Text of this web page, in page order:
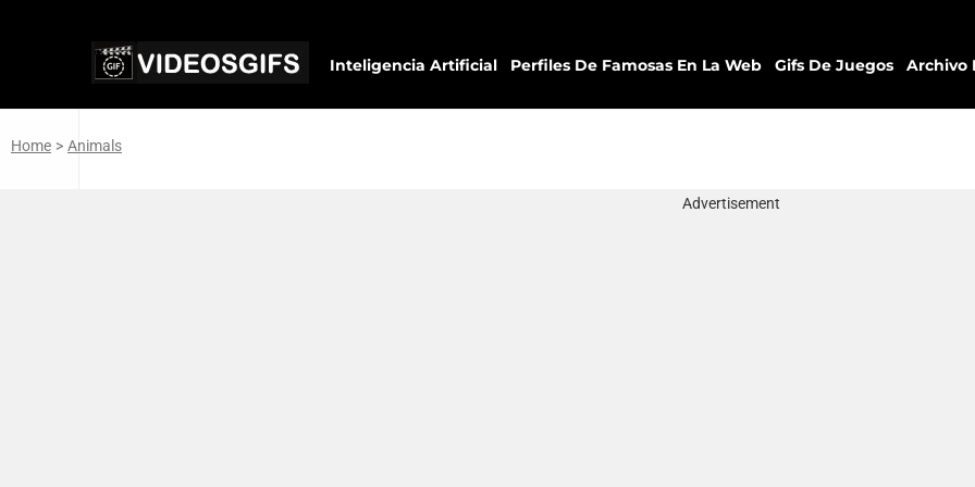
Inteligencia Artificial Perfiles De Famosas En La Web Gifs De Juegos Archivo
Home > Animals
Advertisement